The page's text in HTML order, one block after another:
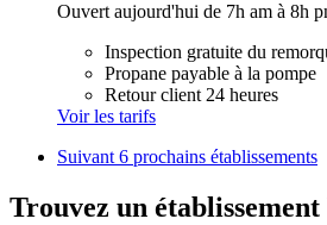
Ouvert aujourd'hui de 7h am à 8h
Inspection gratuite du
Propane payable à la pompe
Retour client 24 heures
Voir les tarifs
Suivant6 prochains établissements
Trouvez un